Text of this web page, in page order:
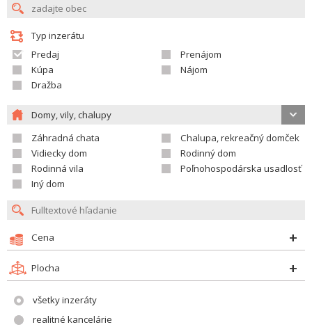
Typ inzerátu
Predaj
Prenájom
Kúpa
Nájom
Dražba
Domy, vily, chalupy
Záhradná chata
Chalupa, rekreačný domček
Vidiecky dom
Rodinný dom
Rodinná vila
Poľnohospodárska usadlosť
Iný dom
Cena
Plocha
všetky inzeráty
realitné kancelárie